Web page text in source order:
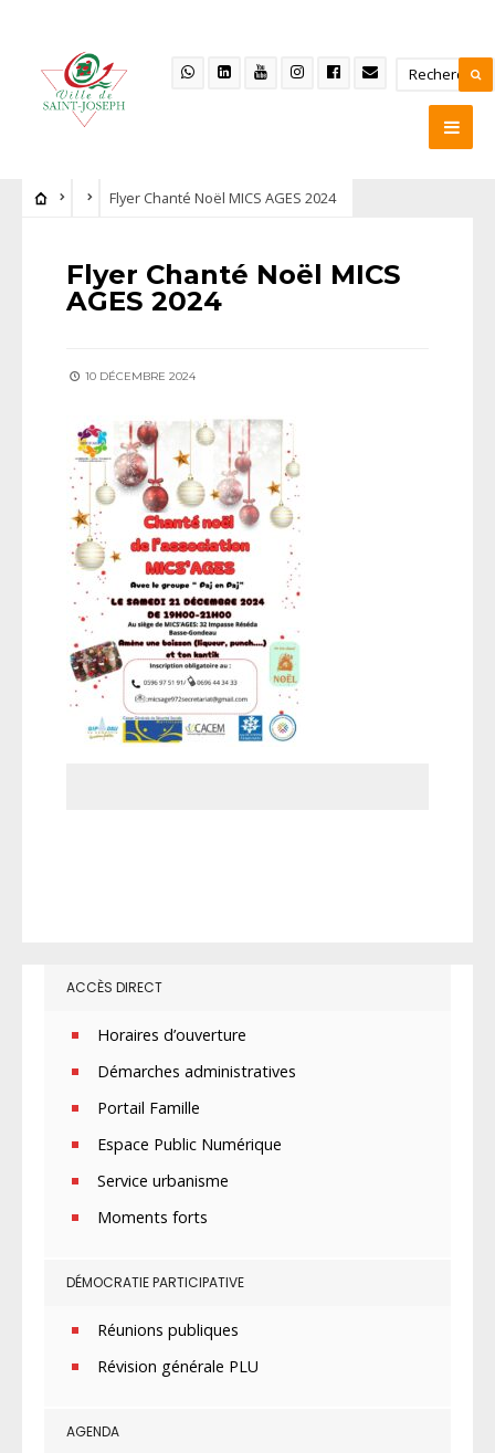
Flyer Chanté Noël MICS AGES 2024
Flyer Chanté Noël MICS
AGES 2024
10 DÉCEMBRE 2024
ACCÈS DIRECT
Horaires d’ouverture
Démarches administratives
Portail Famille
Espace Public Numérique
Service urbanisme
Moments forts
DÉMOCRATIE PARTICIPATIVE
Réunions publiques
Révision générale PLU
AGENDA